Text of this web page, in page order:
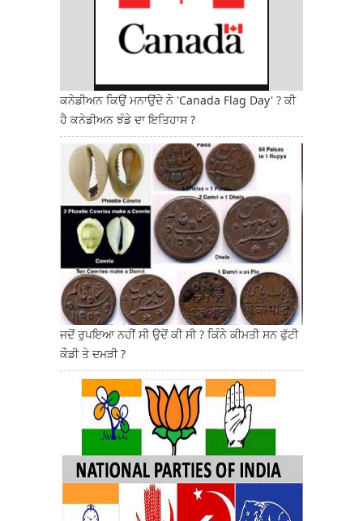
ਕਨੇਡੀਅਨ ਕਿਉਂ ਮਨਾਉਂਦੇ ਨੇ 'Canada Flag Day' ? ਕੀ
ਹੈ ਕਨੇਡੀਅਨ ਝੰਡੇ ਦਾ ਇਤਿਹਾਸ ?
ਜਦੋਂ ਰੁਪਇਆ ਨਹੀਂ ਸੀ ਉਦੋਂ ਕੀ ਸੀ ? ਕਿੰਨੇ ਕੀਮਤੀ ਸਨ ਫੁੱਟੀ
ਕੌਡੀ ਤੇ ਦਮੜੀ ?